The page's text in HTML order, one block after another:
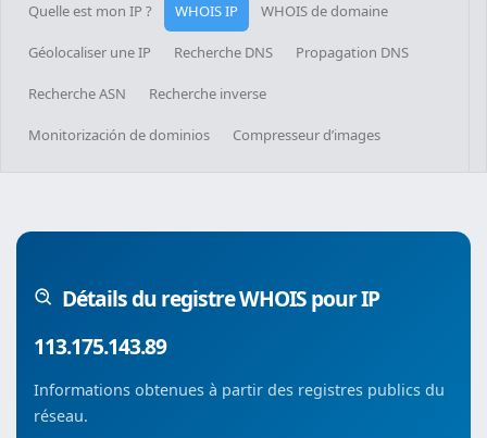
Quelle est mon IP ? WHOIS IP WHOIS de domaine
Géolocaliser une IP Recherche DNS Propagation DNS
Recherche ASN Recherche inverse
Monitorización de dominios Compresseur d’images
Détails du registre WHOIS pour IP
113.175.143.89
Informations obtenues à partir des registres publics du
réseau.